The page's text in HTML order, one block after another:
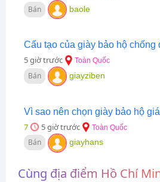
Bán baole
Cấu tạo của giày bảo hộ chống
5 giờ trước
Toàn Quốc
Bán giayziben
Vì sao nên chọn giày bảo hộ
7 5 giờ trước Toàn Quốc
Bán giayhans
Cùng địa điểm Hồ Chí